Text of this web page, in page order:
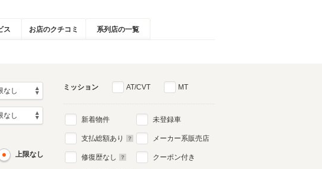
ス お店のクチコミ 系列店の一覧
上限なし
ミッション AT/CVT MT
新着物件
支払総額あり
修復歴なし
未登録車
メーカー系販売店
クーポン付き